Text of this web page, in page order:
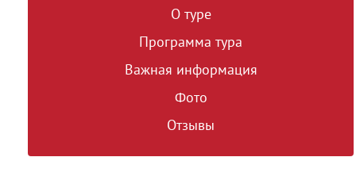
О туре
Программа тура
Важная информация
Фото
Отзывы